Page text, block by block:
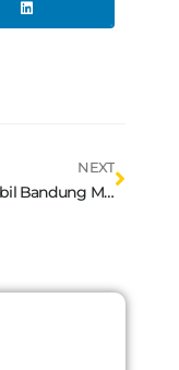
NEXT
Travel Mobil Bandung Murah : 2 Rekomendasi Wisata Glamping di Bandung
Next